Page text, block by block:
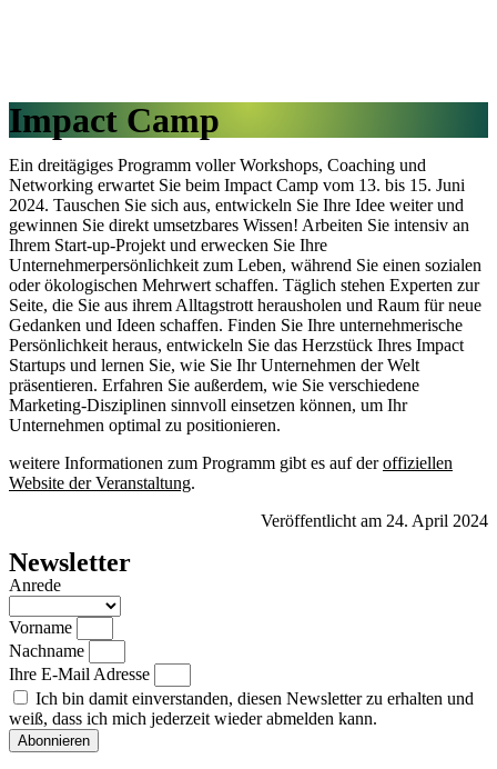
Impact Camp
Ein dreitägiges Programm voller Workshops, Coaching und
Networking erwartet Sie beim Impact Camp vom 13. bis 15. Juni
2024. Tauschen Sie sich aus, entwickeln Sie Ihre Idee weiter und
gewinnen Sie direkt umsetzbares Wissen! Arbeiten Sie intensiv an
Ihrem Start-up-Projekt und erwecken Sie Ihre
Unternehmerpersönlichkeit zum Leben, während Sie einen sozialen
oder ökologischen Mehrwert schaffen. Täglich stehen Experten zur
Seite, die Sie aus ihrem Alltagstrott herausholen und Raum für neue
Gedanken und Ideen schaffen. Finden Sie Ihre unternehmerische
Persönlichkeit heraus, entwickeln Sie das Herzstück Ihres Impact
Startups und lernen Sie, wie Sie Ihr Unternehmen der Welt
präsentieren. Erfahren Sie außerdem, wie Sie verschiedene
Marketing-Disziplinen sinnvoll einsetzen können, um Ihr
Unternehmen optimal zu positionieren.
weitere Informationen zum Programm gibt es auf deroffiziellen
Website der Veranstaltung.
Veröffentlicht am 24. April 2024
Newsletter
Anrede
Vorname
Nachname
Ihre E-Mail Adresse
Ich bin damit einverstanden, diesen Newsletter zu erhalten und
weiß, dass ich mich jederzeit wieder abmelden kann.
Abonnieren